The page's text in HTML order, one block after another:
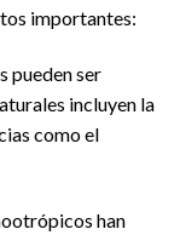
importantes:
pueden ser
incluyen la
como el
han